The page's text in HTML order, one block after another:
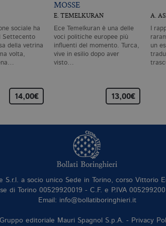
sociale ha
Settecento
della vetrina
volta,
14,00€
MOSSE
E. TEMELKURAN
Ece Temelkuran è una delle
voci politiche europee più
influenti del momento. Turca,
vive in esilio dopo aver
visto…
13,00€
A.
I
un
S.r.l. a socio unico Sede in Torino, corso Vittorio
di Torino 00529920019 - C.F. e P.IVA
Email: info@bollatiboringhieri.it
Gruppo editoriale Mauri Spagnol S.p.A. - Privacy